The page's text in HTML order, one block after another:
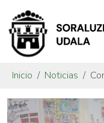
Inicio Noticias